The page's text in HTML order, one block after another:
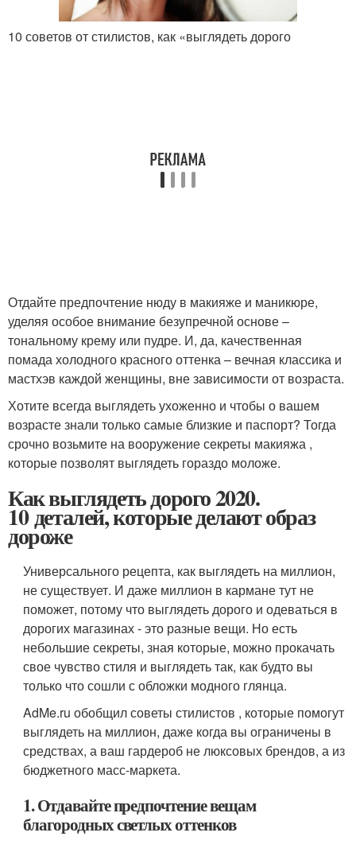
10 советов от стилистов, как «выглядеть дорого
Отдайте предпочтение нюду в макияже и маникюре,
уделяя особое внимание безупречной основе –
тональному крему или пудре. И, да, качественная
помада холодного красного оттенка – вечная классика и
мастхэв каждой женщины, вне зависимости от возраста.
Хотите всегда выглядеть ухоженно и чтобы о вашем
возрасте знали только самые близкие и паспорт? Тогда
срочно возьмите на вооружение секреты макияжа ,
которые позволят выглядеть гораздо моложе.
Как выглядеть дорого 2020.
10 деталей, которые делают образ
дороже
Универсального рецепта, как выглядеть на миллион,
не существует. И даже миллион в кармане тут не
поможет, потому что выглядеть дорого и одеваться в
дорогих магазинах - это разные вещи. Но есть
небольшие секреты, зная которые, можно прокачать
свое чувство стиля и выглядеть так, как будто вы
только что сошли с обложки модного глянца.
AdMe.ru обобщил советы стилистов , которые помогут
выглядеть на миллион, даже когда вы ограничены в
средствах, а ваш гардероб не люксовых брендов, а из
бюджетного масс-маркета.
1. Отдавайте предпочтение вещам
благородных светлых оттенков